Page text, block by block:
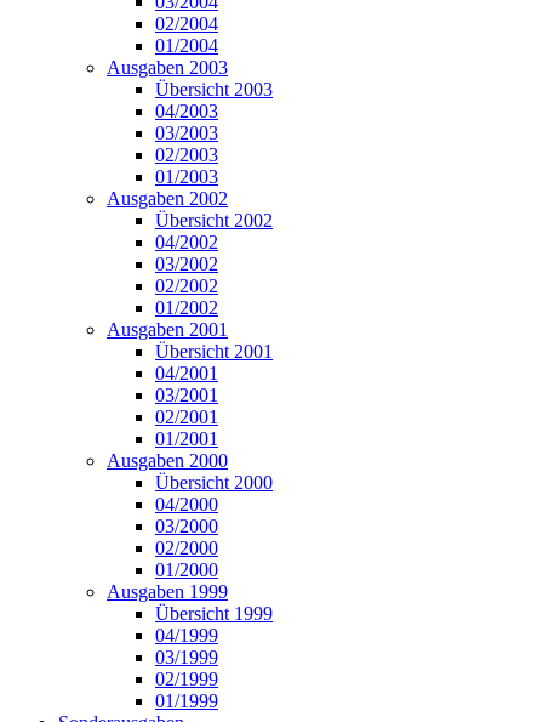
02/2004
01/2004
Ausgaben 2003
Übersicht 2003
04/2003
03/2003
02/2003
01/2003
Ausgaben 2002
Übersicht 2002
04/2002
03/2002
02/2002
01/2002
Ausgaben 2001
Übersicht 2001
04/2001
03/2001
02/2001
01/2001
Ausgaben 2000
Übersicht 2000
04/2000
03/2000
02/2000
01/2000
Ausgaben 1999
Übersicht 1999
04/1999
03/1999
02/1999
01/1999